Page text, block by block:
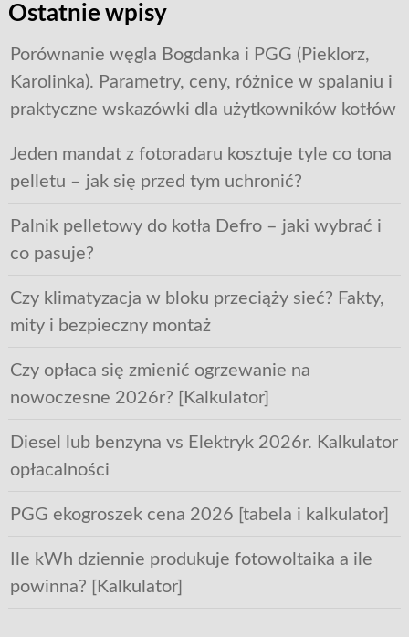
Ostatnie wpisy
Porównanie węgla Bogdanka i PGG (Pieklorz,
Karolinka). Parametry, ceny, różnice w spalaniu i
praktyczne wskazówki dla użytkowników kotłów
Jeden mandat z fotoradaru kosztuje tyle co tona
pelletu – jak się przed tym uchronić?
Palnik pelletowy do kotła Defro – jaki wybrać i
co pasuje?
Czy klimatyzacja w bloku przeciąży sieć? Fakty,
mity i bezpieczny montaż
Czy opłaca się zmienić ogrzewanie na
nowoczesne 2026r? [Kalkulator]
Diesel lub benzyna vs Elektryk 2026r. Kalkulator
opłacalności
PGG ekogroszek cena 2026 [tabela i kalkulator]
Ile kWh dziennie produkuje fotowoltaika a ile
powinna? [Kalkulator]